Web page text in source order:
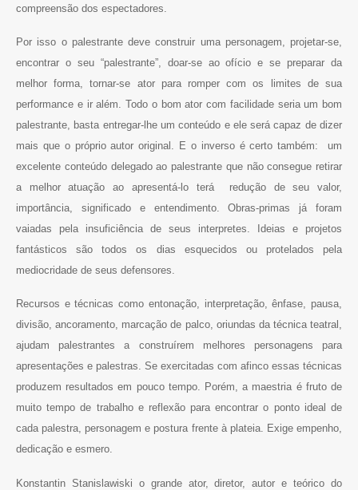
compreensão dos espectadores.
Por isso o palestrante deve construir uma personagem, projetar-se,
encontrar o seu “palestrante”, doar-se ao ofício e se preparar da
melhor forma, tornar-se ator para romper com os limites de sua
performance e ir além. Todo o bom ator com facilidade seria um bom
palestrante, basta entregar-lhe um conteúdo e ele será capaz de dizer
mais que o próprio autor original. E o inverso é certo também: um
excelente conteúdo delegado ao palestrante que não consegue retirar
a melhor atuação ao apresentá-lo terá redução de seu valor,
importância, significado e entendimento. Obras-primas já foram
vaiadas pela insuficiência de seus interpretes. Ideias e projetos
fantásticos são todos os dias esquecidos ou protelados pela
mediocridade de seus defensores.
Recursos e técnicas como entonação, interpretação, ênfase, pausa,
divisão, ancoramento, marcação de palco, oriundas da técnica teatral,
ajudam palestrantes a construírem melhores personagens para
apresentações e palestras. Se exercitadas com afinco essas técnicas
produzem resultados em pouco tempo. Porém, a maestria é fruto de
muito tempo de trabalho e reflexão para encontrar o ponto ideal de
cada palestra, personagem e postura frente à plateia. Exige empenho,
dedicação e esmero.
Konstantin Stanislawiski o grande ator, diretor, autor e teórico do